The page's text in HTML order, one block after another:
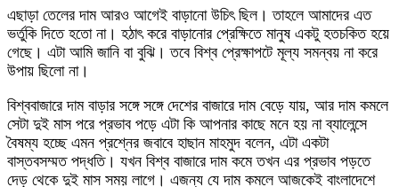
এছাড়া তেলের দাম আরও আগেই বাড়ানো উচিৎ ছিল। তাহলে আমাদের এত
ভর্তুকি দিতে হতো না। হঠাৎ করে বাড়ানোর প্রেক্ষিতে মানুষ একটু হতচকিত হয়ে
গেছে। এটা আমি জানি বা বুঝি। তবে বিশ্ব প্রেক্ষাপটে মূল্য সমন্বয় না করে
উপায় ছিলো না।
বিশ্ববাজারে দাম বাড়ার সঙ্গে সঙ্গে দেশের বাজারে দাম বেড়ে যায়, আর দাম কমলে
সেটা দুই মাস পরে প্রভাব পড়ে এটা কি আপনার কাছে মনে হয় না ব্যালেন্সে
বৈষম্য হচ্ছে এমন প্রশ্নের জবাবে হাছান মাহমুদ বলেন, এটা একটা
বাস্তবসম্মত পদ্ধতি। যখন বিশ্ব বাজারে দাম কমে তখন এর প্রভাব পড়তে
দেড় থেকে দুই মাস সময় লাগে। এজন্য যে দাম কমলে আজকেই বাংলাদেশে